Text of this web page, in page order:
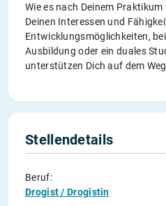
Wie es nach Deinem
Deinen Interessen und
Entwicklungsmöglichkeiten,
Ausbildung oder ein duales
unterstützen Dich auf dem
Stellendetails
Beruf:
Drogist / Drogistin